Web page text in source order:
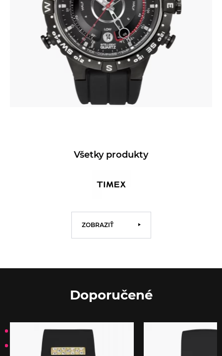
Všetky produkty
ZOBRAZIŤ
Doporučené